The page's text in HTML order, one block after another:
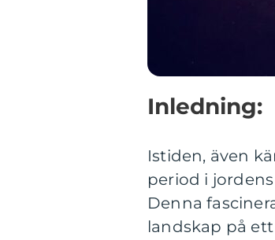
Inledning:
Istiden, även
period i
Denna
landskap på